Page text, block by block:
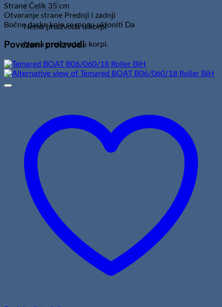
Nema proizvoda u korpi
Nema proizvoda u korpi.
Strane Čelik 35 cm
Otvaranje strane Prednji i zadnji
Bočne daske koje se mogu ukloniti Da
Povezani proizvodi